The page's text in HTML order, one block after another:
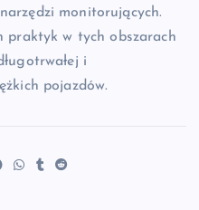
monitorujących.
praktyk w tych obszarach
i
pojazdów.